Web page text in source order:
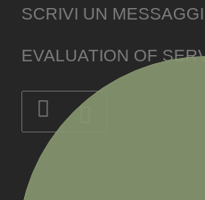
SCRIVI UN
EVALUATION OF